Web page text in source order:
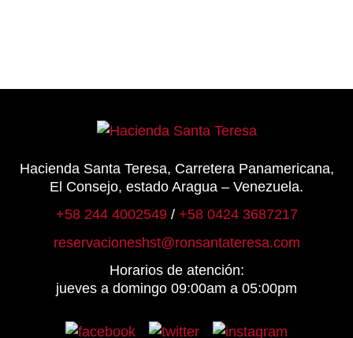
de
Hacienda Santa Teresa, Carretera Panamericana,
El Consejo, estado Aragua – Venezuela.
+58 244 4002549/ +58 0424 3687217
reservacioneshst@ronsantateresa.com
Horarios de atención:
jueves a domingo 09:00am a 05:00pm